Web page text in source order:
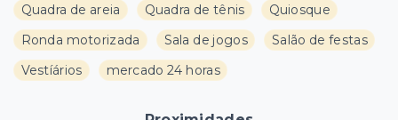
Quadra de areia
Quadra de tênis
Quiosque
Ronda motorizada
Sala de jogos
Salão de festas
Vestíários
mercado 24 horas